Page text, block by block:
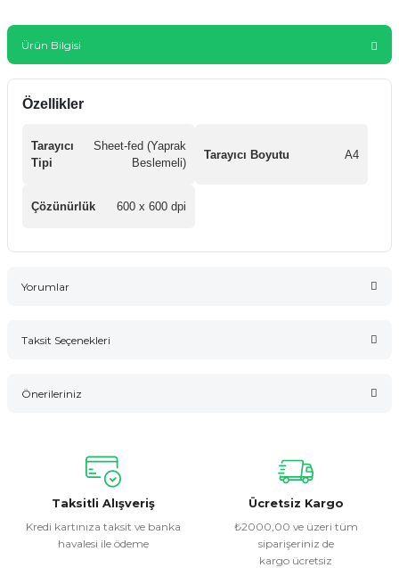
Ürün Bilgisi
Özellikler
Tarayıcı
Tipi
Sheet-fed (Yaprak
Beslemeli)
Tarayıcı Boyutu A4
Çözünürlük 600 x 600 dpi
Yorumlar
Taksit Seçenekleri
Önerileriniz
konularda yetersiz gördüğünüz noktaları öneri formunu
kullanarak tarafımıza iletebilirsiniz.
Görüş ve önerileriniz için teşekkür ederiz.
Ürün resmi kalitesiz, bozuk veya görüntülenemiyor.
Taksitli Alışveriş
Kredi kartınıza taksit ve banka
havalesi ile ödeme
Ücretsiz Kargo
₺2000,00 ve üzeri tüm
siparişeriniz de
kargo ücretsiz